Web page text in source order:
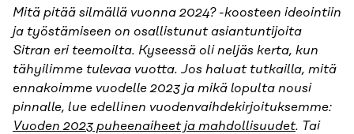
Mitä pitää silmällä vuonna 2024? -koosteen ideointiin
ja työstämiseen on osallistunut asiantuntijoita
Sitran eri teemoilta. Kyseessä oli neljäs kerta, kun
tähyilimme tulevaa vuotta. Jos haluat tutkailla, mitä
ennakoimme vuodelle 2023 ja mikä lopulta nousi
pinnalle, lue edellinen vuodenvaihdekirjoituksemme:
Vuoden 2023 puheenaiheet ja mahdollisuudet. Tai